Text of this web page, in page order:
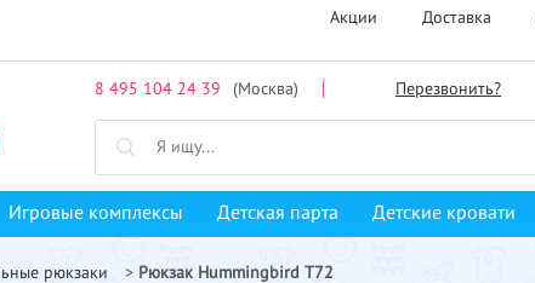
Акции Доставка
8 495 104 24 39 (Москва) Перезвонить?
Игровые комплексы Детская парта Детские кровати
рюкзаки > Рюкзак Hummingbird T72